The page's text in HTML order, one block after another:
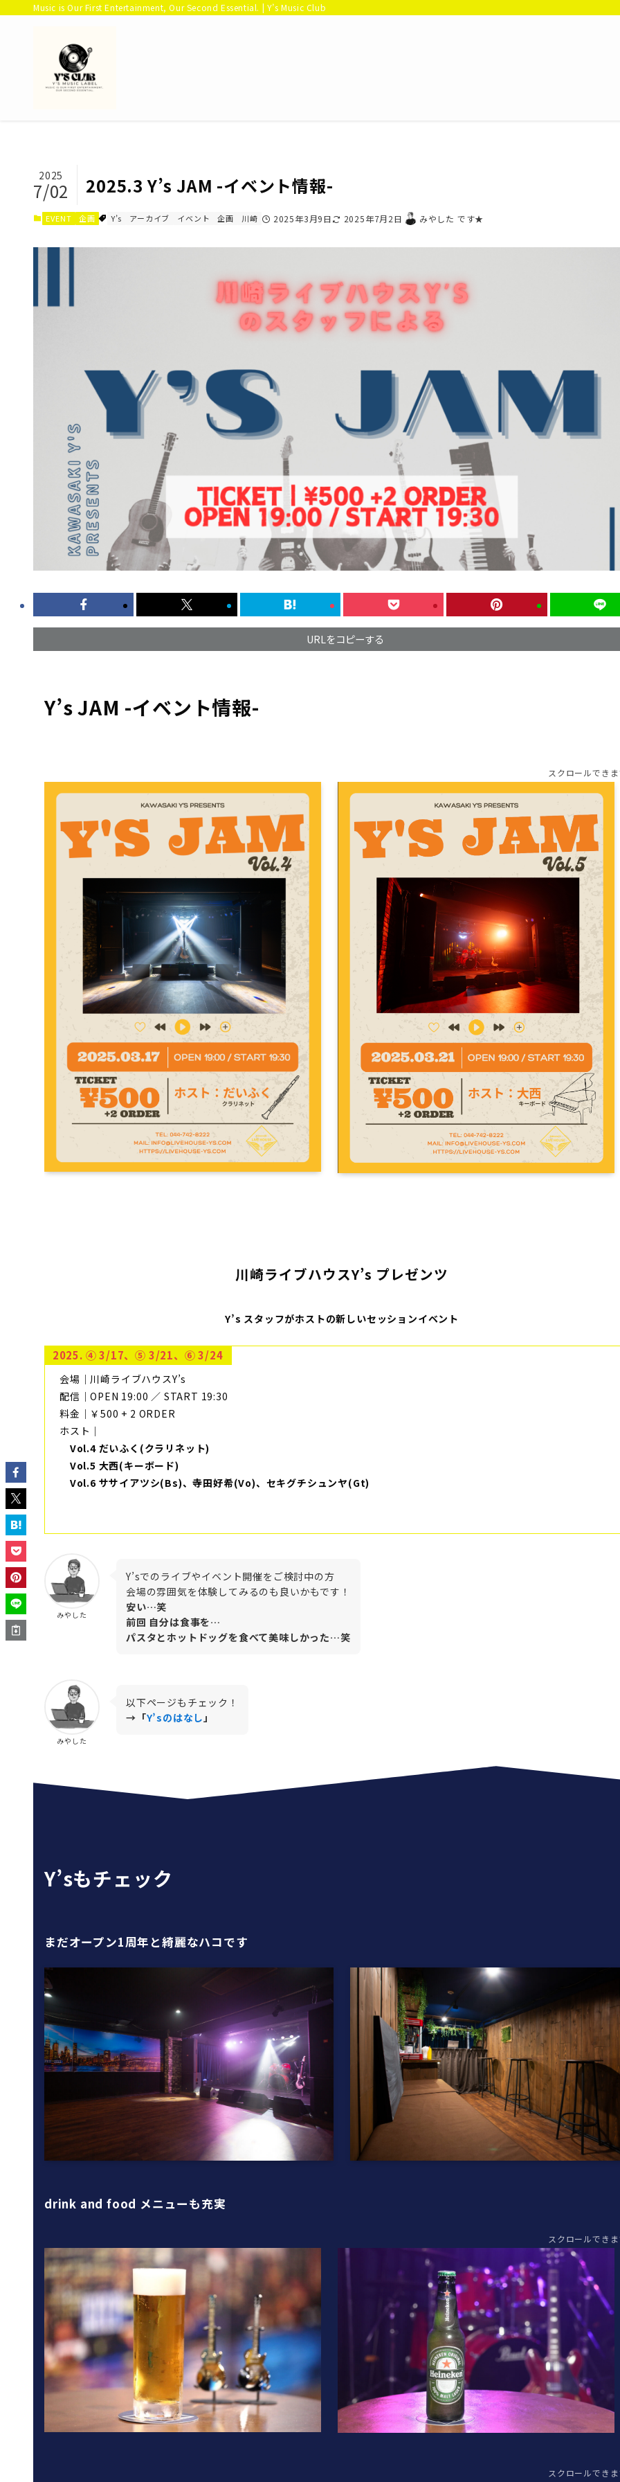
Music is Our First Entertainment, Our Second Essential. | Y’s Music Club
2025.3 Y’s JAM -イベント情報-
2025
7/02
EVENT 企画 Y’s アーカイブ イベント 企画 川崎 2025年3月9日 2025年7月2日 みやした です★
URLをコピーする
Y’s JAM -イベント情報-
スクロールでき
川崎ライブハウスY’s プレゼンツ
Y’s スタッフがホストの新しいセッションイベント
2025. ④ 3/17、⑤ 3/21、⑥ 3/24
会場｜川崎ライブハウスY’s
配信｜OPEN 19:00 ／ START 19:30
料金｜￥500 + 2 ORDER
ホスト｜
Vol.4 だいふく(クラリネット)
Vol.5 大西(キーボード)
Vol.6 ササイアツシ(Bs)、寺田好希(Vo)、セキグチシュンヤ(Gt)
みやした
Y’sでのライブやイベント開催をご検討中の方
会場の雰囲気を体験してみるのも良いかもです！
安い…笑
前回 自分は食事を…
パスタとホットドッグを食べて美味しかった…笑
みやした
以下ページもチェック！
→「Y’sのはなし」
Y’sもチェック
まだオープン1周年と綺麗なハコです
drink and food メニューも充実
スクロールでき
スクロールでき